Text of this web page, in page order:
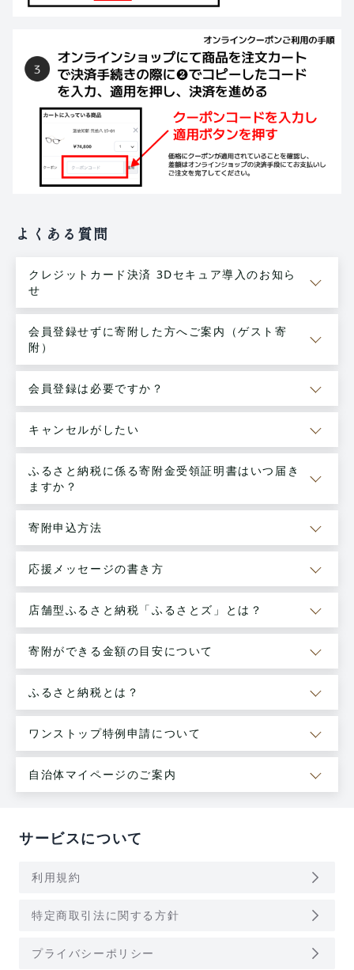
よくある質問
クレジットカード決済 3Dセキュア導入のお知ら
せ
会員登録せずに寄附した方へご案内（ゲスト寄
附）
会員登録は必要ですか？
キャンセルがしたい
ふるさと納税に係る寄附金受領証明書はいつ届き
ますか？
寄附申込方法
応援メッセージの書き方
店舗型ふるさと納税「ふるさとズ」とは？
寄附ができる金額の目安について
ふるさと納税とは？
ワンストップ特例申請について
自治体マイページのご案内
サービスについて
利用規約 arrow_forward_ios
特定商取引法に関する方針 arrow_forward_ios
プライバシーポリシー arrow_forward_ios